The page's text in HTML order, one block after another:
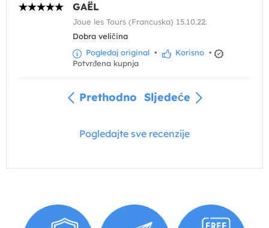
GAËL
Joue les Tours (Francuska) 15.10.22.
Dobra veličina
Pogledaj original • Korisno •
Potvrđena kupnja
Prethodno Sljedeće
Pogledajte sve recenzije